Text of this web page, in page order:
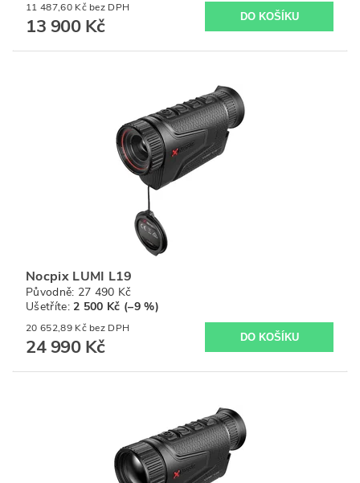
11 487,60 Kč bez DPH
13 900 Kč
Nocpix LUMI L19
Původně: 27 490 Kč
Ušetříte: 2 500 Kč (–9 %)
20 652,89 Kč bez DPH
24 990 Kč